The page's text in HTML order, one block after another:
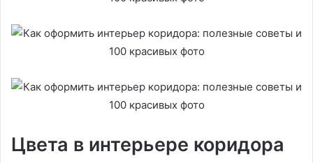
Цвета в интерьере коридора